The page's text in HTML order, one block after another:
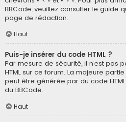
BBCode, veuillez consulter le guide
page de rédaction.
Haut
Puis-je insérer du code HTML ?
Par mesure de sécurité, il n’est pas
HTML sur ce forum. La majeure
peut être générée par du code
du BBCode.
Haut